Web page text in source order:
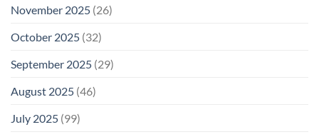
November 2025 (26)
October 2025 (32)
September 2025 (29)
August 2025 (46)
July 2025 (99)